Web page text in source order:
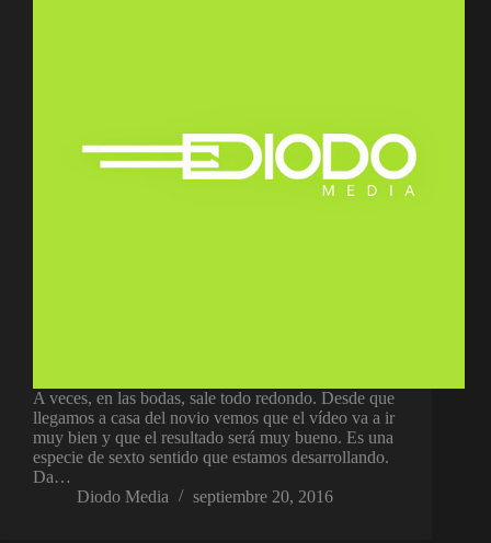
A veces, en las bodas, sale todo redondo. Desde que
llegamos a casa del novio vemos que el vídeo va a ir
muy bien y que el resultado será muy bueno. Es una
especie de sexto sentido que estamos desarrollando.
Da…
Diodo Media
septiembre 20, 2016